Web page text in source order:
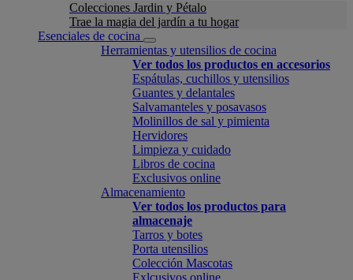
Colecciones Jardin y Pétalo
Trae la magia del jardín a tu hogar
Esenciales de cocina
Herramientas y utensilios de cocina
Ver todos los productos en accesorios
Espátulas, cuchillos y utensilios
Guantes y delantales
Salvamanteles y posavasos
Molinillos de sal y pimienta
Hervidores
Limpieza y cuidado
Libros de cocina
Exclusivos online
Almacenamiento
Ver todos los productos para
almacenaje
Tarros y botes
Porta utensilios
Colección Mascotas
Exlcusivos online